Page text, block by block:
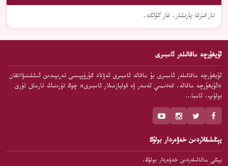
ناز قىزغا يارىشار، غاز كۆلگە.
ئۇيغۇرچە ماقالىلەر ئامبىرى
ئۇيغۇرچە ماقالىلەر ئامبىرى بۇ ماقالە ئامبىرى ئەۋلاد گۇرۇپپىسى تەرىپىدىن ئىشلىنىۋاتقان
«ئۇيغۇرچە ماقالە، قەدىمىي ئەسەر ۋە قوليازمىلار ئامبىرى» چوڭ تۈرىنىڭ تارماق تۈرى
بولۇپ، ئامبا…
يېڭىلىقلاردىن خەۋەردار بولۇڭ
يېڭى ماقالىلەردىن خەۋەردار بولۇڭ.